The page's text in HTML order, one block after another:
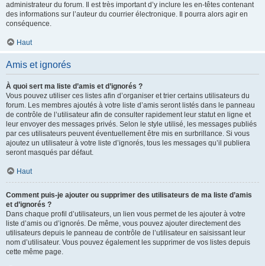
administrateur du forum. Il est très important d’y inclure les en-têtes contenant
des informations sur l’auteur du courrier électronique. Il pourra alors agir en
conséquence.
Haut
Amis et ignorés
À quoi sert ma liste d’amis et d’ignorés ?
Vous pouvez utiliser ces listes afin d’organiser et trier certains utilisateurs du
forum. Les membres ajoutés à votre liste d’amis seront listés dans le panneau
de contrôle de l’utilisateur afin de consulter rapidement leur statut en ligne et
leur envoyer des messages privés. Selon le style utilisé, les messages publiés
par ces utilisateurs peuvent éventuellement être mis en surbrillance. Si vous
ajoutez un utilisateur à votre liste d’ignorés, tous les messages qu’il publiera
seront masqués par défaut.
Haut
Comment puis-je ajouter ou supprimer des utilisateurs de ma liste d’amis
et d’ignorés ?
Dans chaque profil d’utilisateurs, un lien vous permet de les ajouter à votre
liste d’amis ou d’ignorés. De même, vous pouvez ajouter directement des
utilisateurs depuis le panneau de contrôle de l’utilisateur en saisissant leur
nom d’utilisateur. Vous pouvez également les supprimer de vos listes depuis
cette même page.